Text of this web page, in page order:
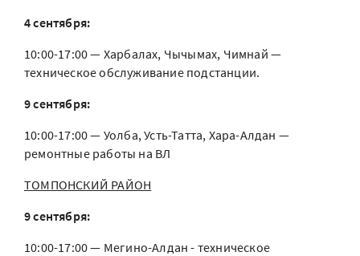
4 сентября:
10:00-17:00 — Харбалах, Чычымах, Чимнай —
техническое обслуживание подстанции.
9 сентября:
10:00-17:00 — Уолба, Усть-Татта, Хара-Алдан —
ремонтные работы на ВЛ
ТОМПОНСКИЙ РАЙОН
9 сентября:
10:00-17:00 — Мегино-Алдан - техническое